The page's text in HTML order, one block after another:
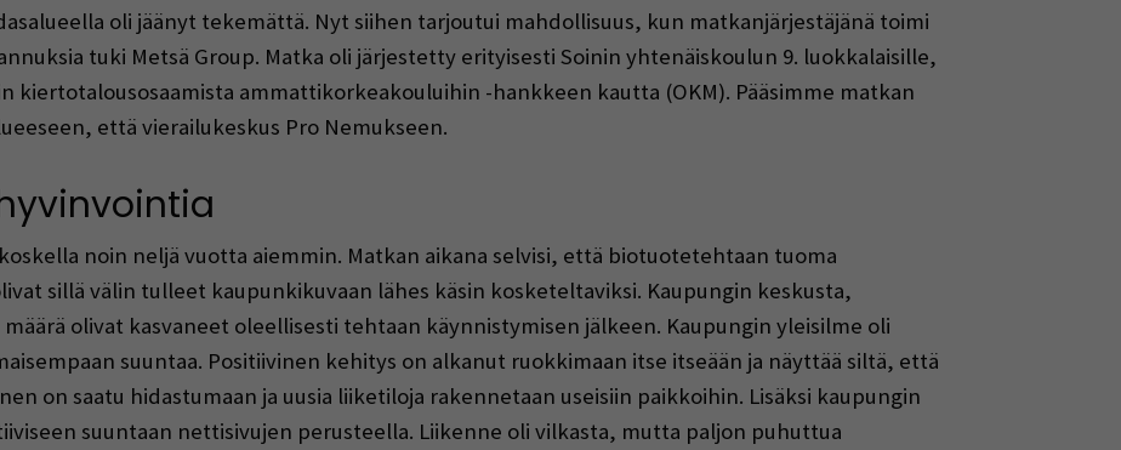
oli jäänyt tekemättä. Nyt siihen tarjoutui mahdollisuus, kun matkanjärjestäjänä toimi
tuki Metsä Group. Matka oli järjestetty erityisesti Soinin yhtenäiskoulun 9. luokkalaisille,
kiertotalousosaamista ammattikorkeakouluihin -hankkeen kautta (OKM). Pääsimme matkan
että vierailukeskus Pro Nemukseen.
noin neljä vuotta aiemmin. Matkan aikana selvisi, että biotuotetehtaan tuoma
sillä välin tulleet kaupunkikuvaan lähes käsin kosketeltaviksi. Kaupungin keskusta,
olivat kasvaneet oleellisesti tehtaan käynnistymisen jälkeen. Kaupungin yleisilme oli
suuntaa. Positiivinen kehitys on alkanut ruokkimaan itse itseään ja näyttää siltä, että
on saatu hidastumaan ja uusia liiketiloja rakennetaan useisiin paikkoihin. Lisäksi kaupungin
suuntaan nettisivujen perusteella. Liikenne oli vilkasta, mutta paljon puhuttua